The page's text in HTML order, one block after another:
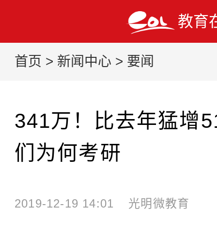
教育
首页 > 新闻中心 > 要闻
341万！比去年猛增
们为何考研
2019-12-19 14:01 光明微教育